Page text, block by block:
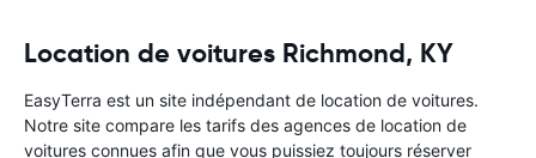
Location de voitures Richmond, KY
EasyTerra est un site indépendant de location de voitures.
Notre site compare les tarifs des agences de location de
voitures connues afin que vous puissiez toujours réserver